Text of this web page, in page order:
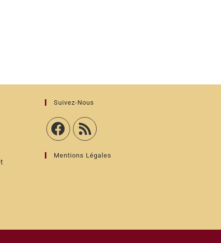
Suivez-Nous
Mentions Légales